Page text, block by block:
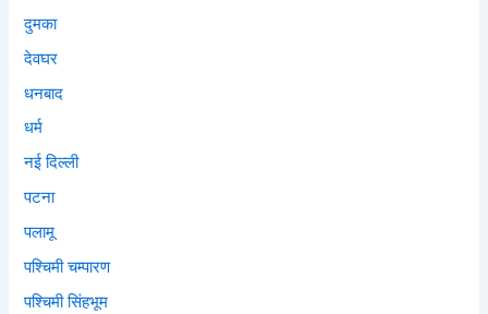
दुमका
देवघर
धनबाद
धर्म
नई दिल्ली
पटना
पलामू
पश्चिमी चम्पारण
पश्चिमी सिंहभूम